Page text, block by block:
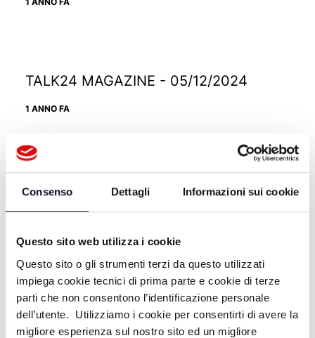
Consenso Dettagli Informazioni sui cookie
Questo sito web utilizza i cookie
Questo sito o gli strumenti terzi da questo utilizzati
impiega cookie tecnici di prima parte e cookie di terze
parti che non consentono l’identificazione personale
dell’utente. Utilizziamo i cookie per consentirti di avere la
migliore esperienza sul nostro sito ed un migliore
TALK24 MAGAZINE - 05/12/2024
1 ANNO FA
TALK24 MAGAZINE - 28/11/2024
1 ANNO FA
TALK24 MAGAZINE - 21/11/2024